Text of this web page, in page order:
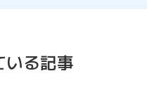
いる記事